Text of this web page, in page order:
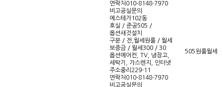
연락처 010-8148-7970
비고공실문의
에스테가102동
호실 / 준공505 /
옵션새것설치
구분 / 전,월세원룸 / 월세
보증금 / 월세 300 / 30
옵션에어컨, TV, 냉장고,
세탁기, 가스렌지, 인터넷
주소중리229-11
연락처 010-8148-7970
비고공실문의
505원룸월세